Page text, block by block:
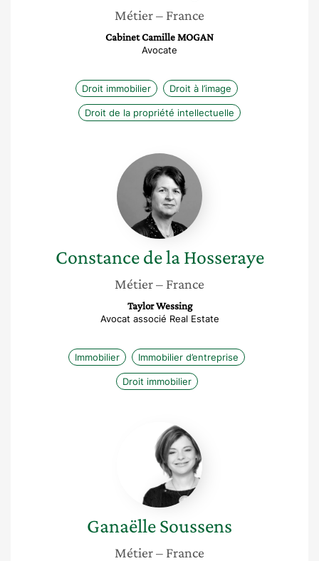
Métier– France
Cabinet Camille MOGAN
Avocate
Droit immobilier Droit à l’image
Droit de la propriété intellectuelle
Constance
de
la
Hosseraye
Constance de la Hosseraye
Métier– France
Taylor Wessing
Avocat associé Real Estate
Immobilier Immobilier d’entreprise
Droit immobilier
Ganaëlle
Soussens
GanaëlleSoussens
Métier– France